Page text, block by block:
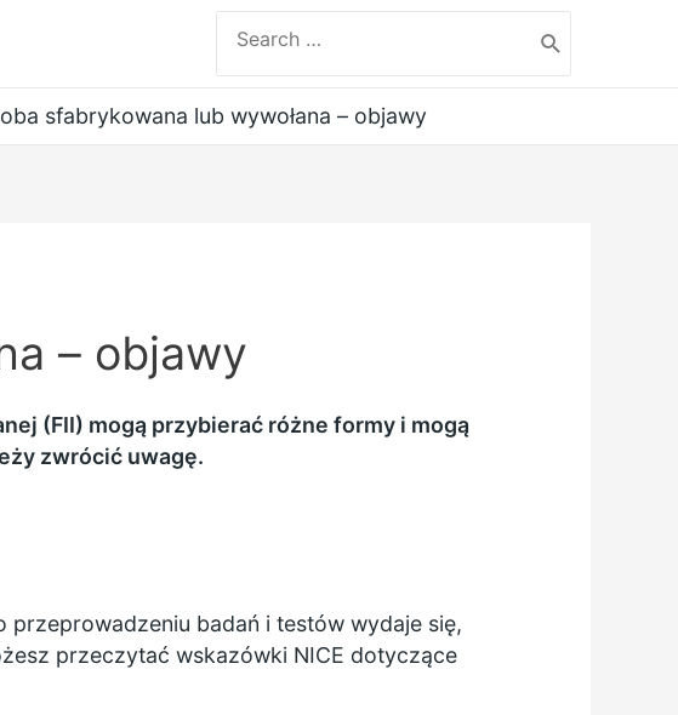
for:
sfabrykowana lub wywołana – objawy
– objawy
(FII) mogą przybierać różne formy i mogą
zwrócić uwagę.
przeprowadzeniu badań i testów wydaje się,
przeczytać wskazówki NICE dotyczące